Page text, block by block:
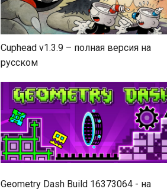
Cuphead v1.3.9 – полная версия на
русском
Geometry Dash Build 16373064 - на